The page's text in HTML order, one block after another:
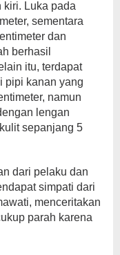
kiri. Luka pada
sementara
dan
berhasil
itu, terdapat
pipi kanan yang
namun
lengan
sepanjang 5
dari pelaku dan
simpati dari
menceritakan
parah karena